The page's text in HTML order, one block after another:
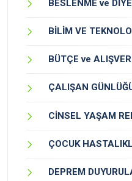
BESLENME ve
BİLİM VE
BÜTÇE ve
ÇALIŞAN
CİNSEL YAŞAM
ÇOCUK
DEPREM